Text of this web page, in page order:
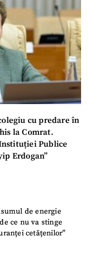
cu predare în
la Comrat.
Publice
Erdogan”
de energie
ce nu va stinge
cetățenilor”